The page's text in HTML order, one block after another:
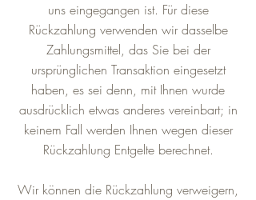
uns eingegangen ist. Für diese
Rückzahlung verwenden wir dasselbe
Zahlungsmittel, das Sie bei der
ursprünglichen Transaktion eingesetzt
haben, es sei denn, mit Ihnen wurde
ausdrücklich etwas anderes vereinbart; in
keinem Fall werden Ihnen wegen dieser
Rückzahlung Entgelte berechnet.
Wir können die Rückzahlung verweigern,